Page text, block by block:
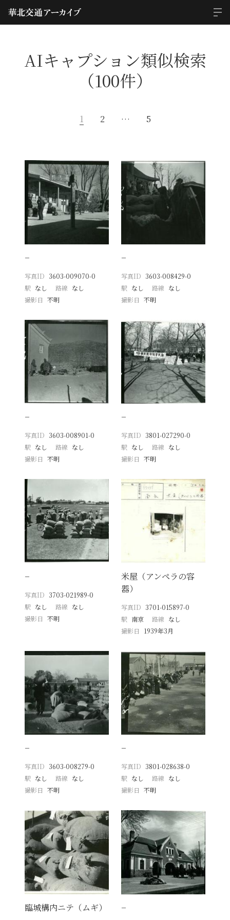
AIキャプション類似検索
（100件）
1 2 … 5
−
写真ID 3603-009070-0
駅 なし 路線 なし
撮影日
不明
−
写真ID 3603-008429-0
駅 なし 路線 なし
撮影日 不明
−
写真ID 3603-008901-0
駅 なし 路線 なし
撮影日
不明
−
写真ID 3801-027290-0
駅 なし 路線 なし
撮影日 不明
−
写真ID 3703-021989-0
駅 なし 路線 なし
撮影日
不明
米屋（アンペラの容
器）
写真ID 3701-015897-0
駅 南京 路線 なし
撮影日
1939年3月
−
写真ID 3603-008279-0
駅 なし 路線 なし
撮影日
不明
−
写真ID 3801-028638-0
駅 なし 路線 なし
撮影日 不明
臨城構内ニテ（ムギ） −